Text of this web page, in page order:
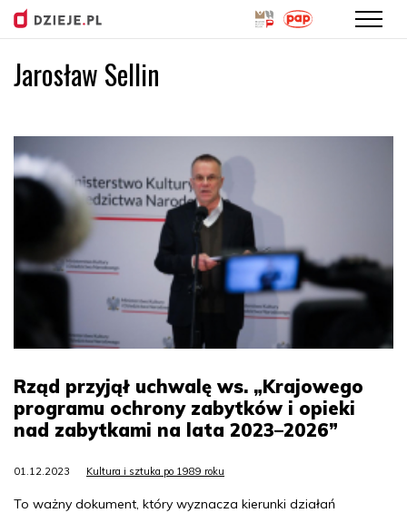
Jarosław Sellin
Rząd przyjął uchwalę ws. „Krajowego
programu ochrony zabytków i opieki
nad zabytkami na lata 2023–2026”
01.12.2023 Kultura i sztuka po 1989 roku
To ważny dokument, który wyznacza kierunki działań